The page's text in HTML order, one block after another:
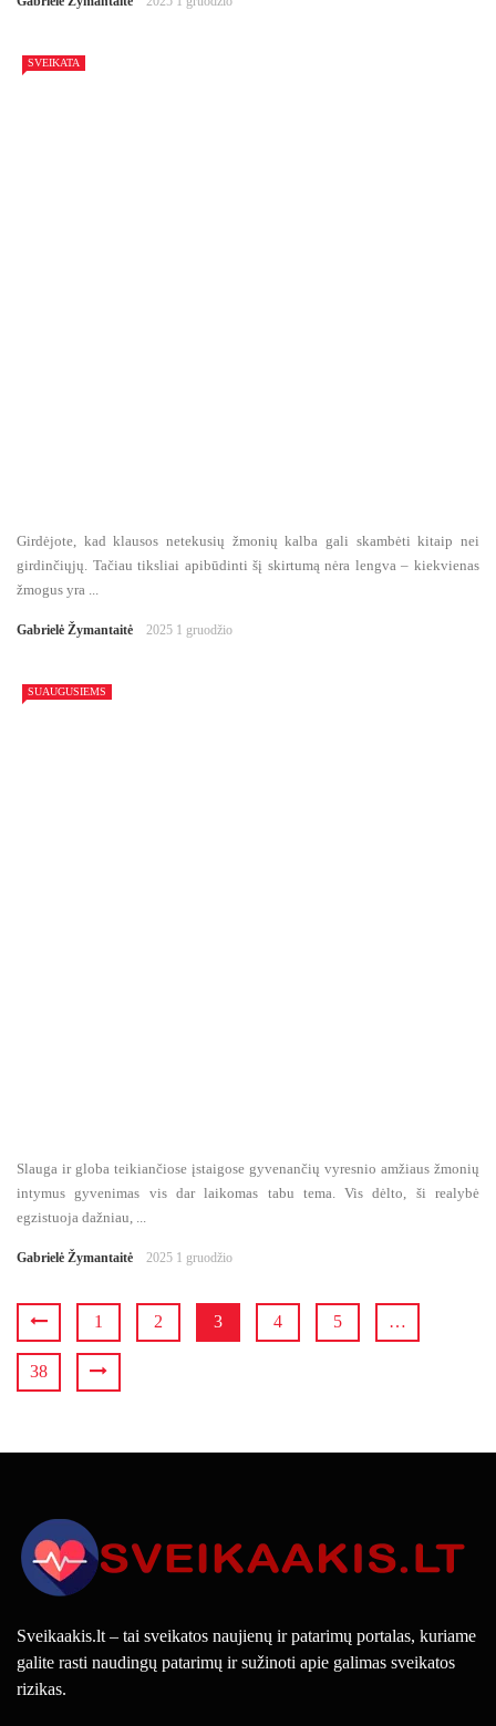
SVEIKATA
Girdėjote, kad klausos netekusių žmonių kalba gali skambėti kitaip nei
girdinčiųjų. Tačiau tiksliai apibūdinti šį skirtumą nėra lengva – kiekvienas
žmogus yra ...
Gabrielė Žymantaitė 2025 1 gruodžio
SUAUGUSIEMS
Slauga ir globa teikiančiose įstaigose gyvenančių vyresnio amžiaus žmonių
intymus gyvenimas vis dar laikomas tabu tema. Vis dėlto, ši realybė
egzistuoja dažniau, ...
Gabrielė Žymantaitė 2025 1 gruodžio
1 2 3 4 5 …
38
Sveikaakis.lt – tai sveikatos naujienų ir patarimų portalas, kuriame
galite rasti naudingų patarimų ir sužinoti apie galimas sveikatos
rizikas.